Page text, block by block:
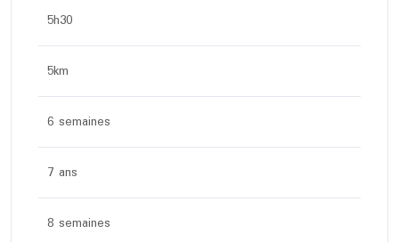
5h30
5km
6 semaines
7 ans
8 semaines